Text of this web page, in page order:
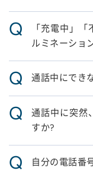
Q
「充電中」
ルミネーショ
Q 通話中にでき
Q
通話中に突然
すか?
Q 自分の電話番